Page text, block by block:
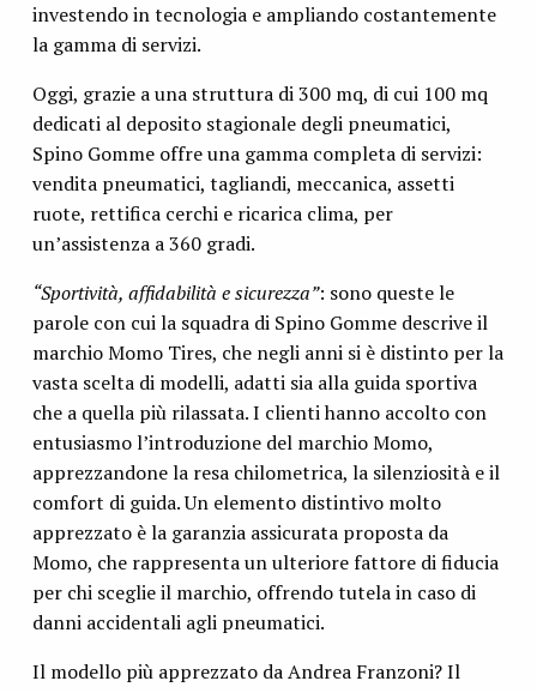
investendo in tecnologia e ampliando costantemente
la gamma di servizi.
Oggi, grazie a una struttura di 300 mq, di cui 100 mq
dedicati al deposito stagionale degli pneumatici,
Spino Gomme offre una gamma completa di servizi:
vendita pneumatici, tagliandi, meccanica, assetti
ruote, rettifica cerchi e ricarica clima, per
un’assistenza a 360 gradi.
“Sportività, affidabilità e sicurezza”: sono queste le
parole con cui la squadra di Spino Gomme descrive il
marchio Momo Tires, che negli anni si è distinto per la
vasta scelta di modelli, adatti sia alla guida sportiva
che a quella più rilassata. I clienti hanno accolto con
entusiasmo l’introduzione del marchio Momo,
apprezzandone la resa chilometrica, la silenziosità e il
comfort di guida. Un elemento distintivo molto
apprezzato è la garanzia assicurata proposta da
Momo, che rappresenta un ulteriore fattore di fiducia
per chi sceglie il marchio, offrendo tutela in caso di
danni accidentali agli pneumatici.
Il modello più apprezzato da Andrea Franzoni? Il